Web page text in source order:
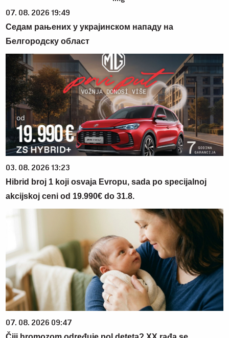
07. 08. 2026 19:49
Седам рањених у украјинском нападу на
Белгородску област
03. 08. 2026 13:23
Hibrid broj 1 koji osvaja Evropu, sada po specijalnoj
akcijskoj ceni od 19.990€ do 31.8.
07. 08. 2026 09:47